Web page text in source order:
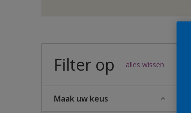
Filter op alles wissen
Maak uw keus